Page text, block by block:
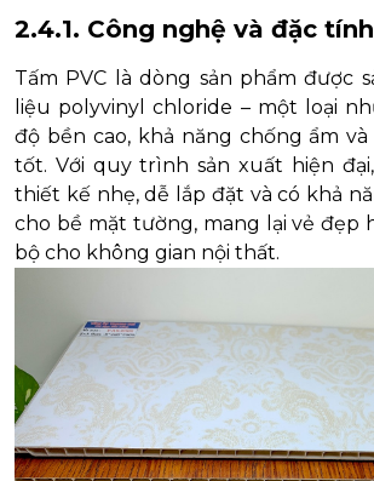
2.4.1. Công nghệ và đặc tính
Tấm PVC là dòng sản phẩm được
liệu polyvinyl chloride – một loại
độ bền cao, khả năng chống ẩm
tốt. Với quy trình sản xuất hiện
thiết kế nhẹ, dễ lắp đặt và có khả
cho bề mặt tường, mang lại vẻ đẹp
bộ cho không gian nội thất.